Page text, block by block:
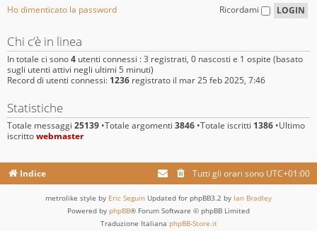
Ho dimenticato la password Ricordami
Chi c’è in linea
In totale ci sono4 utenti connessi : 3 registrati, 0 nascosti e 1 ospite (basato
sugli utenti attivi negli ultimi 5 minuti)
Record di utenti connessi: 1236 registrato il mar 25 feb 2025, 7:46
Statistiche
Totale messaggi 25139 •Totale argomenti 3846 •Totale iscritti 1386 •Ultimo
iscrittowebmaster
Indice Tutti gli orari sono UTC+01:00
metrolike style by Eric Seguin Updated for phpBB3.2 by Ian Bradley
Powered by phpBB® Forum Software © phpBB Limited
Traduzione Italiana phpBB-Store.it